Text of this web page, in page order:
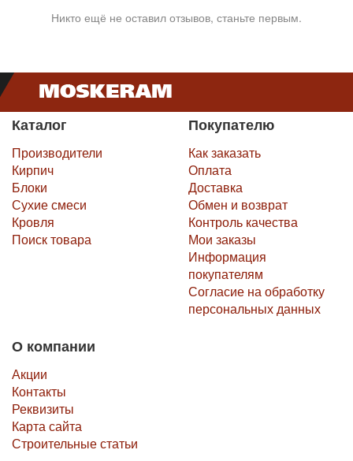
Никто ещё не оставил отзывов, станьте первым.
Каталог
Производители
Кирпич
Блоки
Сухие смеси
Кровля
Поиск товара
Покупателю
Как заказать
Оплата
Доставка
Обмен и возврат
Контроль качества
Мои заказы
Информация
покупателям
Согласие на обработку
персональных данных
О компании
Акции
Контакты
Реквизиты
Карта сайта
Строительные статьи